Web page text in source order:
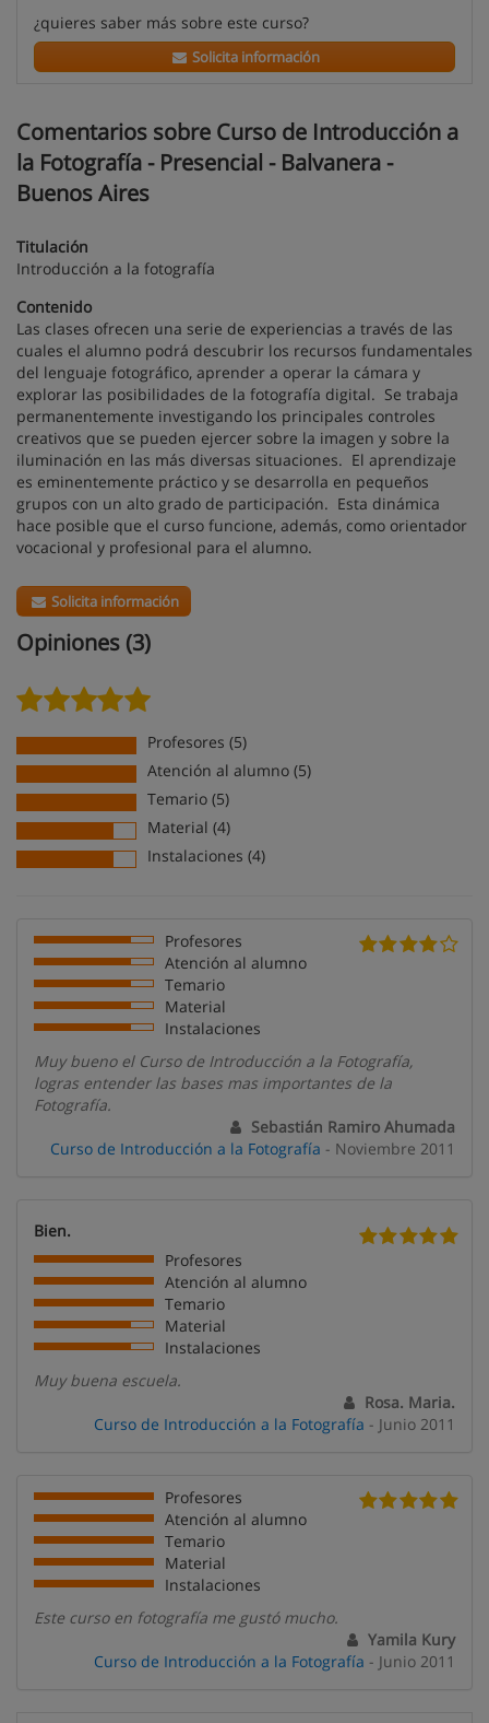
¿quieres saber más sobre este curso?
Solicita información
Comentarios sobre Curso de Introducción a
la Fotografía - Presencial - Balvanera -
Buenos Aires
Titulación
Introducción a la fotografía
Contenido
Las clases ofrecen una serie de experiencias a través de las
cuales el alumno podrá descubrir los recursos fundamentales
del lenguaje fotográfico, aprender a operar la cámara y
explorar las posibilidades de la fotografía digital. Se trabaja
permanentemente investigando los principales controles
creativos que se pueden ejercer sobre la imagen y sobre la
iluminación en las más diversas situaciones. El aprendizaje
es eminentemente práctico y se desarrolla en pequeños
grupos con un alto grado de participación. Esta dinámica
hace posible que el curso funcione, además, como orientador
vocacional y profesional para el alumno.
Solicita información
Opiniones (3)
Profesores (5)
Atención al alumno (5)
Temario (5)
Material (4)
Instalaciones (4)
Profesores
Atención al alumno
Temario
Material
Instalaciones
Muy bueno el Curso de Introducción a la Fotografía,
logras entender las bases mas importantes de la
Fotografía.
Sebastián Ramiro Ahumada
Curso de Introducción a la Fotografía - Noviembre 2011
Bien.
Profesores
Atención al alumno
Temario
Material
Instalaciones
Muy buena escuela.
Rosa. Maria.
Curso de Introducción a la Fotografía - Junio 2011
Profesores
Atención al alumno
Temario
Material
Instalaciones
Este curso en fotografía me gustó mucho.
Yamila Kury
Curso de Introducción a la Fotografía - Junio 2011